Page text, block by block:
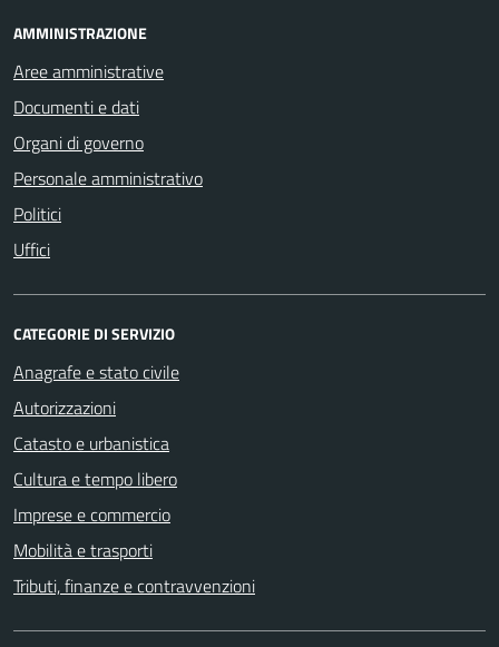
AMMINISTRAZIONE
Aree amministrative
Documenti e dati
Organi di governo
Personale amministrativo
Politici
Uffici
CATEGORIE DI SERVIZIO
Anagrafe e stato civile
Autorizzazioni
Catasto e urbanistica
Cultura e tempo libero
Imprese e commercio
Mobilità e trasporti
Tributi, finanze e contravvenzioni